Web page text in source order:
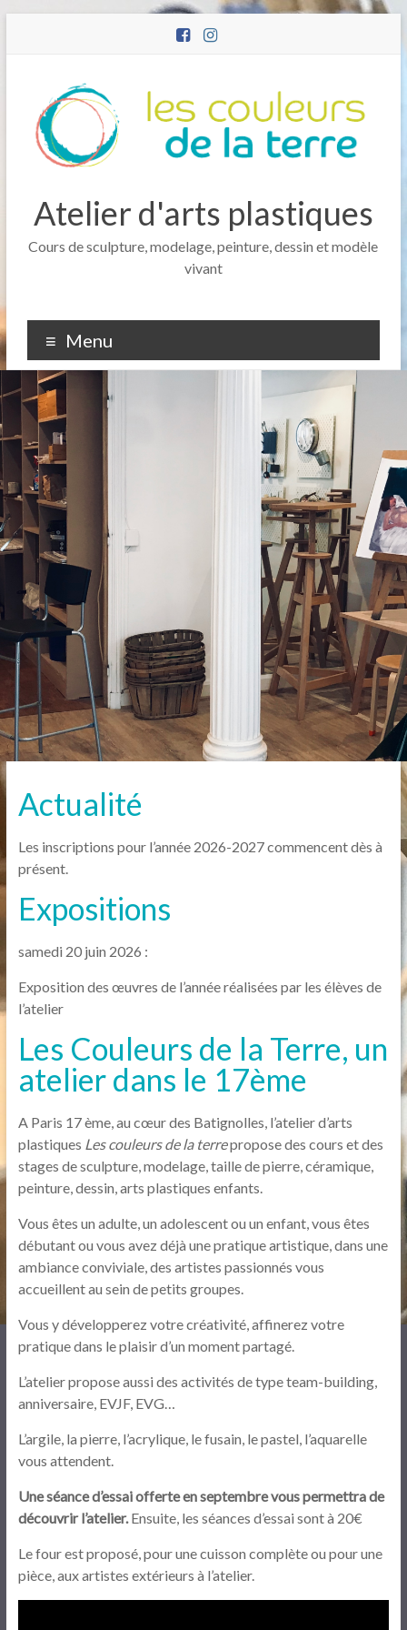
Atelier d'arts plastiques
Cours de sculpture, modelage, peinture, dessin et modèle
vivant
Menu
Actualité
Les inscriptions pour l’année 2026-2027 commencent dès à
présent.
Expositions
samedi 20 juin 2026 :
Exposition des œuvres de l’année réalisées par les élèves de
l’atelier
Les Couleurs de la Terre, un
atelier dans le 17ème
A Paris 17 ème, au cœur des Batignolles, l’atelier d’arts
plastiques Les couleurs de la terrepropose des cours et des
stages de sculpture, modelage, taille de pierre, céramique,
peinture, dessin, arts plastiques enfants.
Vous êtes un adulte, un adolescent ou un enfant, vous êtes
débutant ou vous avez déjà une pratique artistique, dans une
ambiance conviviale, des artistes passionnés vous
accueillent au sein de petits groupes.
Vous y développerez votre créativité, affinerez votre
pratique dans le plaisir d’un moment partagé.
L’atelier propose aussi des activités de type team-building,
anniversaire, EVJF, EVG…
L’argile, la pierre, l’acrylique, le fusain, le pastel, l’aquarelle
vous attendent.
Une séance d’essai offerte en septembre vous permettra de
découvrir l’atelier.Ensuite, les séances d’essai sont à 20€
Le four est proposé, pour une cuisson complète ou pour une
pièce, aux artistes extérieurs à l’atelier.